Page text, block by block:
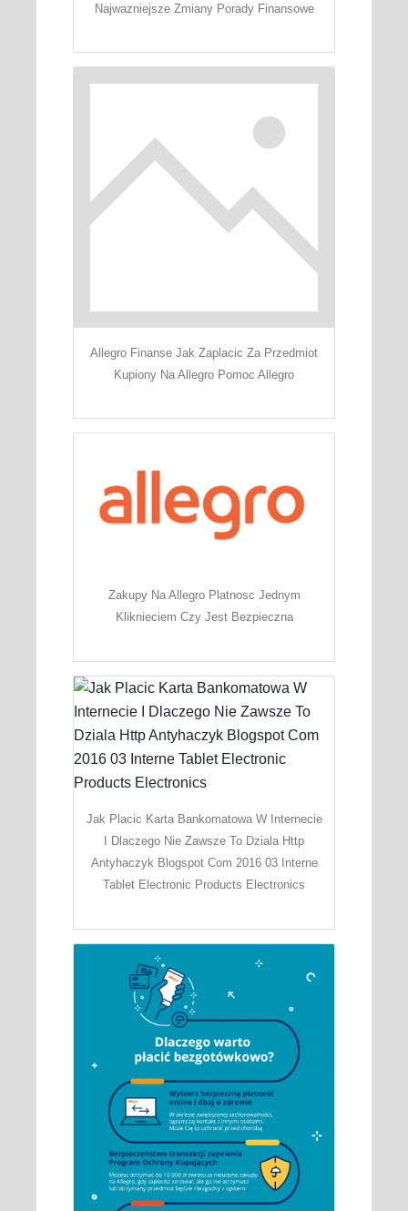
Najwazniejsze Zmiany Porady Finansowe
Allegro Finanse Jak Zaplacic Za Przedmiot
Kupiony Na Allegro Pomoc Allegro
Zakupy Na Allegro Platnosc Jednym
Kliknieciem Czy Jest Bezpieczna
Jak Placic Karta Bankomatowa W Internecie
I Dlaczego Nie Zawsze To Dziala Http
Antyhaczyk Blogspot Com 2016 03 Interne
Tablet Electronic Products Electronics